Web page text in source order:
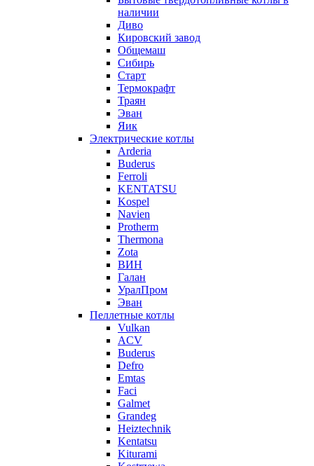
наличии
Диво
Кировский завод
Общемаш
Сибирь
Старт
Термокрафт
Траян
Эван
Яик
Электрические котлы
Arderia
Buderus
Ferroli
KENTATSU
Kospel
Navien
Protherm
Thermona
Zota
ВИН
Галан
УралПром
Эван
Пеллетные котлы
Vulkan
ACV
Buderus
Defro
Emtas
Faci
Galmet
Grandeg
Heiztechnik
Kentatsu
Kiturami